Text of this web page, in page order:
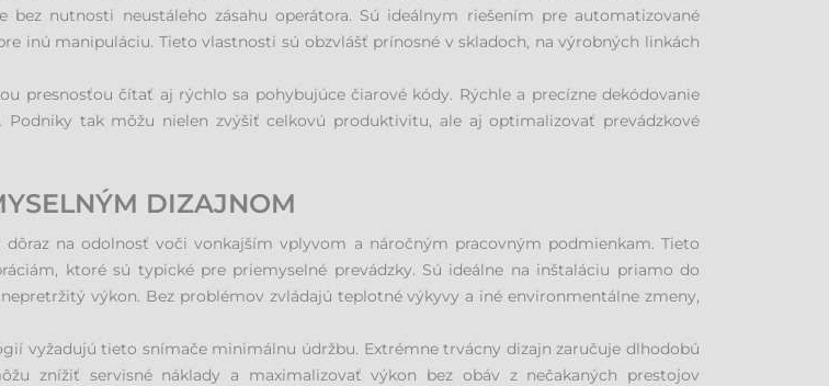
nutnosti neustáleho zásahu operátora. Sú ideálnym riešením pre automatizované
inú manipuláciu. Tieto vlastnosti sú obzvlášť prínosné v skladoch, na výrobných linkách
presnosťou čítať aj rýchlo sa pohybujúce čiarové kódy. Rýchle a precízne dekódovanie
tak môžu nielen zvýšiť celkovú produktivitu, ale aj optimalizovať prevádzkové
DIZAJNOM
na odolnosť voči vonkajším vplyvom a náročným pracovným podmienkam. Tieto
ktoré sú typické pre priemyselné prevádzky. Sú ideálne na inštaláciu priamo do
výkon. Bez problémov zvládajú teplotné výkyvy a iné environmentálne zmeny,
vyžadujú tieto snímače minimálnu údržbu. Extrémne trvácny dizajn zaručuje dlhodobú
znížiť servisné náklady a maximalizovať výkon bez obáv z nečakaných prestojov